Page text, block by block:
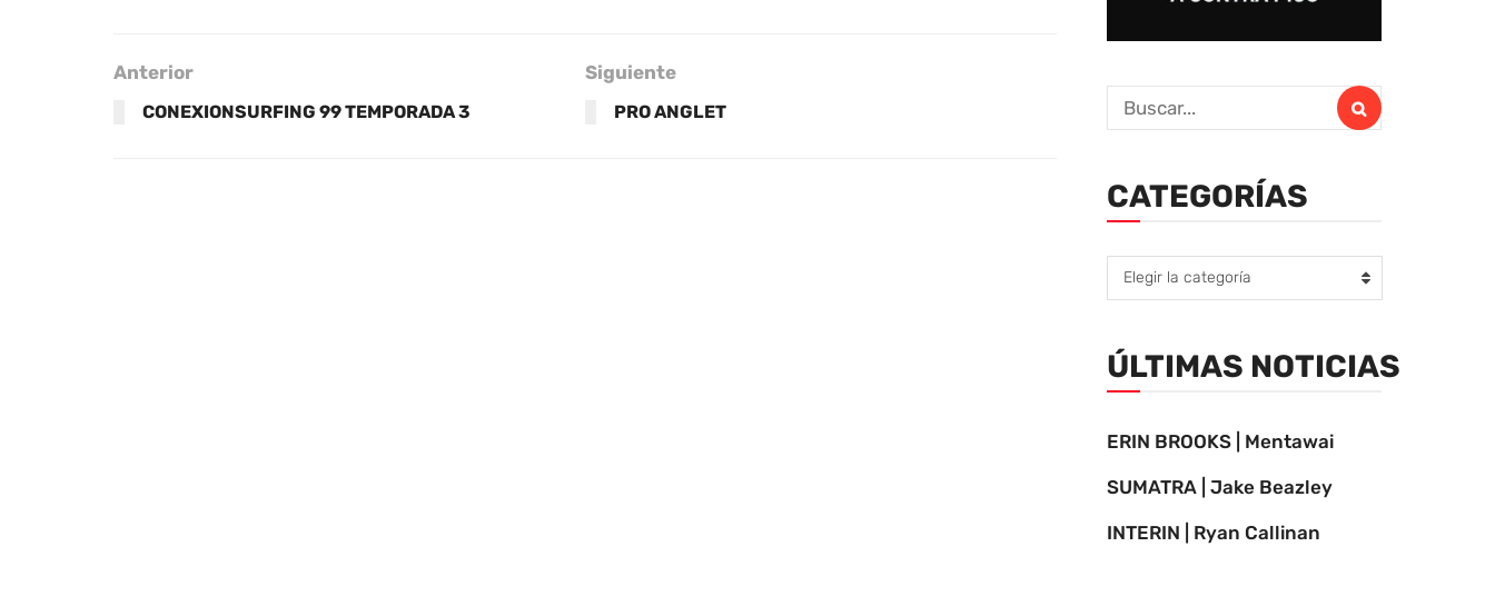
Anterior
CONEXIONSURFING 99 TEMPORADA 3
Siguiente
PRO ANGLET
CATEGORÍAS
Elegir la categoría
ÚLTIMAS NOTICIAS
ERIN BROOKS | Mentawai
SUMATRA | Jake Beazley
INTERIN | Ryan Callinan